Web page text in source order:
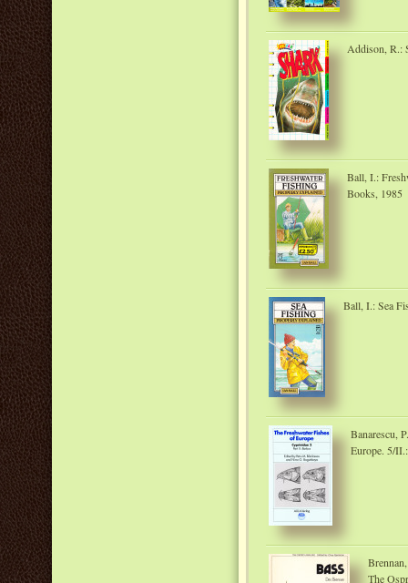
Addison, R.:
Ball, I.:
Books, 1985
Ball, I.: Sea
Banarescu,
Europe. 5/
The